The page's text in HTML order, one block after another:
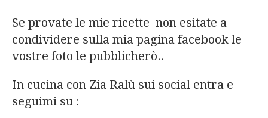
Se provate le mie ricette non esitate a
condividere sulla mia pagina facebook le
vostre foto le pubblicherò..
In cucina con Zia Ralù sui social entra e
seguimi su :